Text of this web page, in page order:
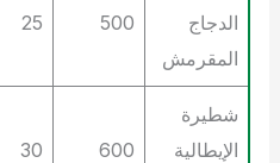
الدجاج
المقرمش
500
25
شطيرة
الإيطالية
600
30